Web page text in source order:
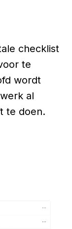
checklist
te
wordt
al
te doen.